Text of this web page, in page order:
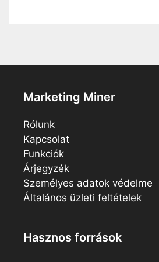
Marketing Miner
Rólunk
Kapcsolat
Funkciók
Árjegyzék
Személyes adatok védelme
Általános üzleti feltételek
Hasznos források